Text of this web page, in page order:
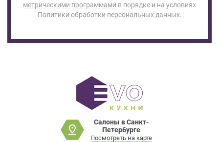
метрическими программами в порядке и на условиях
Политики обработки персональных данных.
Салоны в Санкт-
Петербурге
Посмотреть на карте